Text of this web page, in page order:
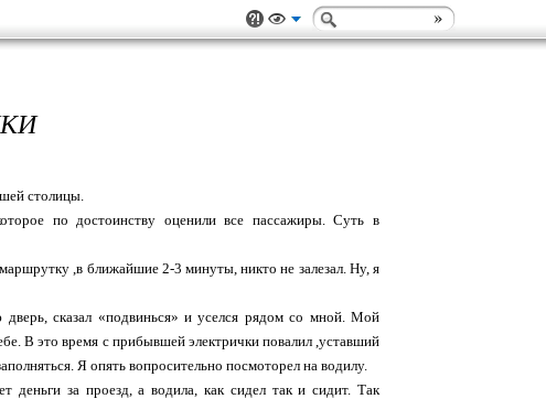
столицы.
по достоинству оценили все пассажиры. Суть в
,в ближайшие 2-3 минуты, никто не залезал. Ну, я
сказал «подвинься» и уселся рядом со мной. Мой
В это время с прибывшей электрички повалил ,уставший
Я опять вопросительно посмоторел на водилу.
деньги за проезд, а водила, как сидел так и сидит. Так